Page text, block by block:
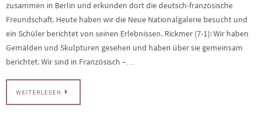
zusammen in Berlin und erkunden dort die deutsch-französische
Freundschaft. Heute haben wir die Neue Nationalgalerie besucht und
ein Schüler berichtet von seinen Erlebnissen. Rickmer (7-1): Wir haben
Gemälden und Skulpturen gesehen und haben über sie gemeinsam
berichtet. Wir sind in Französisch –…
WEITERLESEN